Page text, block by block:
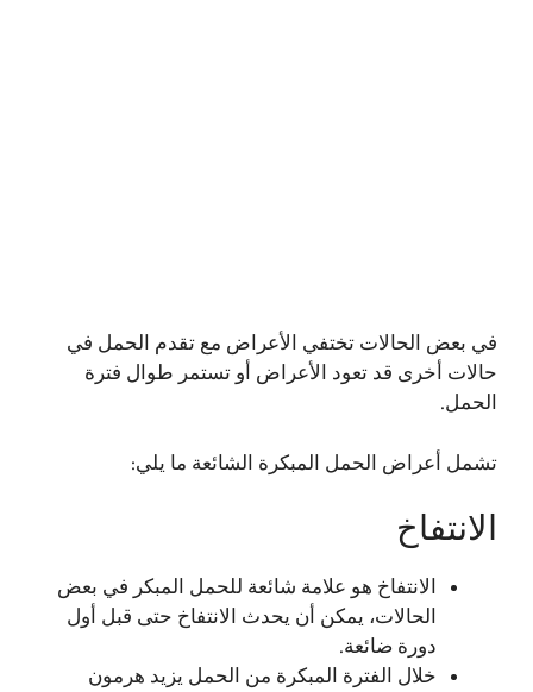
في بعض الحالات تختفي الأعراض مع تقدم الحمل في
حالات أخرى قد تعود الأعراض أو تستمر طوال فترة
الحمل.
تشمل أعراض الحمل المبكرة الشائعة ما يلي:
الانتفاخ
الانتفاخ هو علامة شائعة للحمل المبكر في بعض
الحالات، يمكن أن يحدث الانتفاخ حتى قبل أول
دورة ضائعة.
خلال الفترة المبكرة من الحمل يزيد هرمون